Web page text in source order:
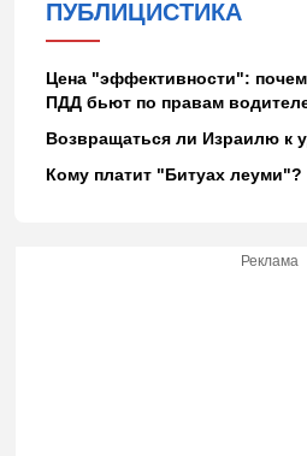
ПУБЛИЦИСТИКА
Цена "эффективности":
ПДД бьют по правам
Возвращаться ли Израилю к
Кому платит "Битуах леуми"?
Реклама